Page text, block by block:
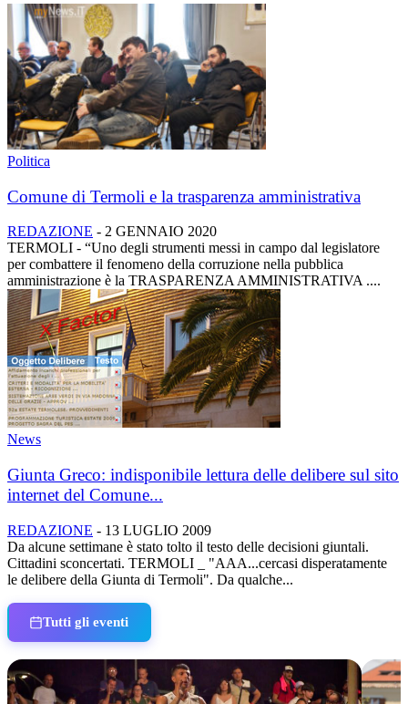
Politica
Comune di Termoli e la trasparenza amministrativa
REDAZIONE - 2 GENNAIO 2020
TERMOLI - “Uno degli strumenti messi in campo dal legislatore
per combattere il fenomeno della corruzione nella pubblica
amministrazione è la TRASPARENZA AMMINISTRATIVA ....
News
Giunta Greco: indisponibile lettura delle delibere sul sito
internet del Comune...
REDAZIONE - 13 LUGLIO 2009
Da alcune settimane è stato tolto il testo delle decisioni giuntali.
Cittadini sconcertati. TERMOLI _ "AAA...cercasi disperatamente
le delibere della Giunta di Termoli". Da qualche...
Tutti gli eventi